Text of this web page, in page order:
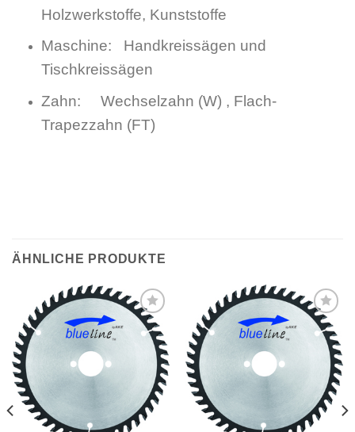
Holzwerkstoffe, Kunststoffe
Maschine: Handkreissägen und
Tischkreissägen
Zahn: Wechselzahn (W) , Flach-
Trapezzahn (FT)
ÄHNLICHE PRODUKTE
hinzufügen
hinzufügen